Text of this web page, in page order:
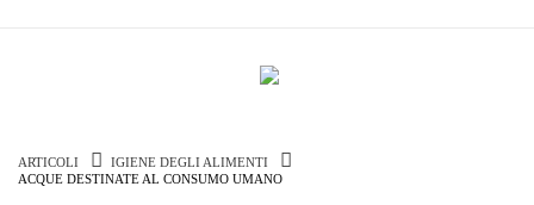
ARTICOLI
IGIENE DEGLI ALIMENTI
ACQUE DESTINATE AL CONSUMO UMANO